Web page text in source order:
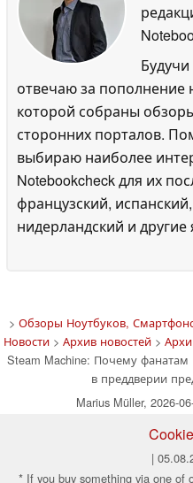
отвечаю за пополнение
которой собраны
сторонних порталов.
выбираю наиболее
Notebookcheck для их
французский,
нидерландский и другие
> Обзоры Ноутбуков,
Новости> Архив новостей>
Steam Machine: Почему фанатам
в преддверии
Marius Müller, 2026-
|
* If you buy something via one of